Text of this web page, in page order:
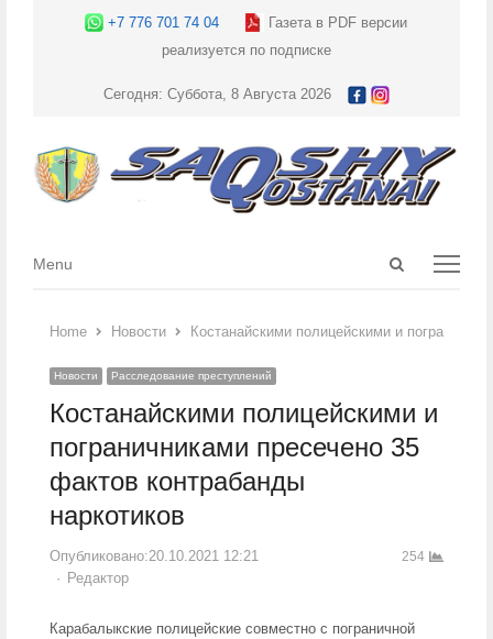
+7 776 701 74 04
Газета в PDF версии
реализуется по подписке
Сегодня: Суббота, 8 Августа 2026
Open
Menu
Menu
Home Новости Костанайскими полицейскими и
Новости Расследование преступлений
Костанайскими полицейскими и
пограничниками пресечено 35
фактов контрабанды
наркотиков
Опубликовано:20.10.2021 12:21
Author
Редактор
254
Карабалыкские полицейские совместно с пограничной